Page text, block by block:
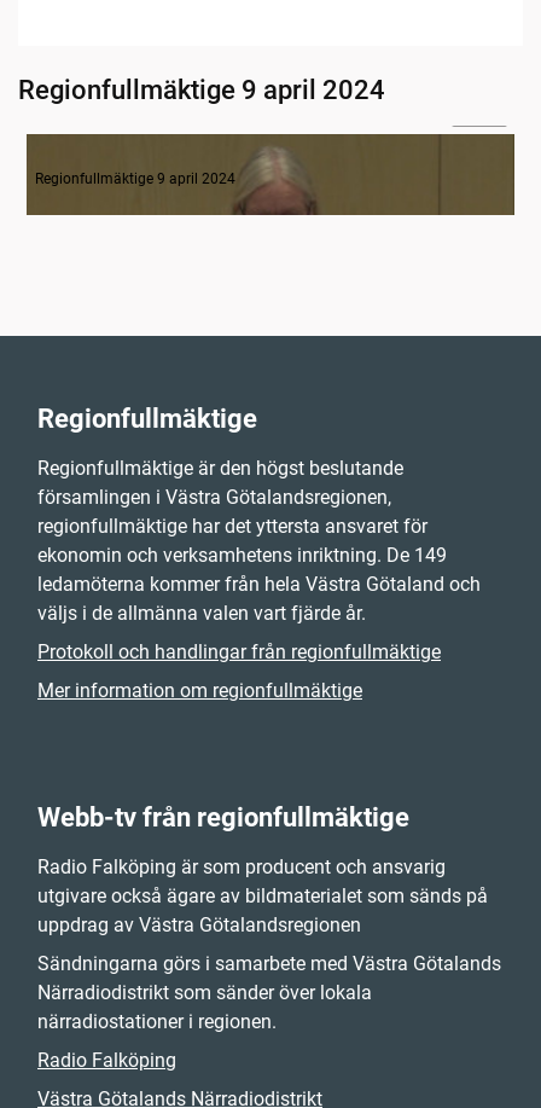
Regionfullmäktige 9 april 2024
Regionfullmäktige 9 april 2024
Regionfullmäktige
Regionfullmäktige är den högst beslutande
församlingen i Västra Götalandsregionen,
regionfullmäktige har det yttersta ansvaret för
ekonomin och verksamhetens inriktning. De 149
ledamöterna kommer från hela Västra Götaland och
väljs i de allmänna valen vart fjärde år.
Protokoll och handlingar från regionfullmäktige
Mer information om regionfullmäktige
Webb-tv från regionfullmäktige
Radio Falköping är som producent och ansvarig
utgivare också ägare av bildmaterialet som sänds på
uppdrag av Västra Götalandsregionen
Sändningarna görs i samarbete med Västra Götalands
Närradiodistrikt som sänder över lokala
närradiostationer i regionen.
Radio Falköping
Västra Götalands Närradiodistrikt